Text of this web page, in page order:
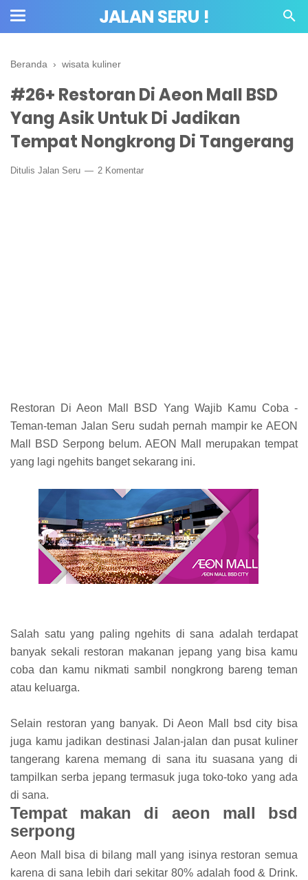
JALAN SERU !
Beranda › wisata kuliner
#26+ Restoran Di Aeon Mall BSD
Yang Asik Untuk Di Jadikan
Tempat Nongkrong Di Tangerang
Ditulis Jalan Seru 2 Komentar
Restoran Di Aeon Mall BSD Yang Wajib Kamu Coba -
Teman-teman Jalan Seru sudah pernah mampir ke AEON
Mall BSD Serpong belum. AEON Mall merupakan tempat
yang lagi ngehits banget sekarang ini.
Salah satu yang paling ngehits di sana adalah terdapat
banyak sekali restoran makanan jepang yang bisa kamu
coba dan kamu nikmati sambil nongkrong bareng teman
atau keluarga.
Selain restoran yang banyak. Di Aeon Mall bsd city bisa
juga kamu jadikan destinasi Jalan-jalan dan pusat kuliner
tangerang karena memang di sana itu suasana yang di
tampilkan serba jepang termasuk juga toko-toko yang ada
di sana.
Tempat makan di aeon mall bsd
serpong
Aeon Mall bisa di bilang mall yang isinya restoran semua
karena di sana lebih dari sekitar 80% adalah food & Drink.